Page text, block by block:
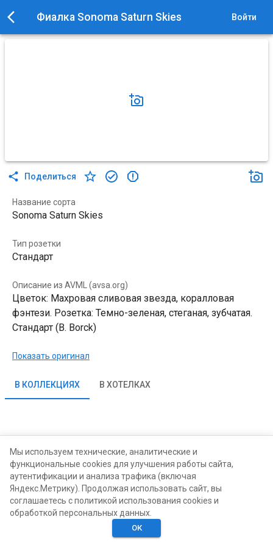
Фиалка Sonoma Saturn Skies Войти
Поделиться
Название сорта
Sonoma Saturn Skies
Тип розетки
Стандарт
Описание из AVML (avsa.org)
Цветок: Махровая сливовая звезда, коралловая
фэнтези. Розетка: Темно-зеленая, стеганая, зубчатая.
Стандарт (B. Borck)
Показать оригинал
В КОЛЛЕКЦИЯХ В ХОТЕЛКАХ
Хотелки
Мы используем технические, аналитические и
функциональные cookies для улучшения работы сайта,
аутентификации и анализа трафика (включая
Яндекс.Метрику). Продолжая использовать сайт, вы
соглашаетесь с политикой использования cookies и
обработкой персональных данных.
ОК